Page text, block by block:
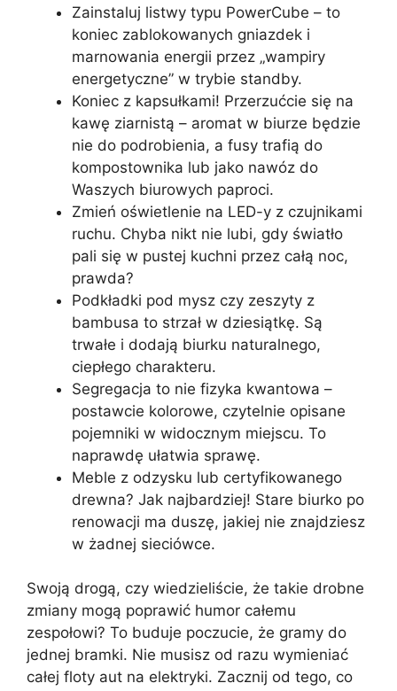
Zainstaluj listwy typu PowerCube – to
koniec zablokowanych gniazdek i
marnowania energii przez „wampiry
energetyczne” w trybie standby.
Koniec z kapsułkami! Przerzućcie się na
kawę ziarnistą – aromat w biurze będzie
nie do podrobienia, a fusy trafią do
kompostownika lub jako nawóz do
Waszych biurowych paproci.
Zmień oświetlenie na LED-y z czujnikami
ruchu. Chyba nikt nie lubi, gdy światło
pali się w pustej kuchni przez całą noc,
prawda?
Podkładki pod mysz czy zeszyty z
bambusa to strzał w dziesiątkę. Są
trwałe i dodają biurku naturalnego,
ciepłego charakteru.
Segregacja to nie fizyka kwantowa –
postawcie kolorowe, czytelnie opisane
pojemniki w widocznym miejscu. To
naprawdę ułatwia sprawę.
Meble z odzysku lub certyfikowanego
drewna? Jak najbardziej! Stare biurko po
renowacji ma duszę, jakiej nie znajdziesz
w żadnej sieciówce.
Swoją drogą, czy wiedzieliście, że takie drobne
zmiany mogą poprawić humor całemu
zespołowi? To buduje poczucie, że gramy do
jednej bramki. Nie musisz od razu wymieniać
całej floty aut na elektryki. Zacznij od tego, co